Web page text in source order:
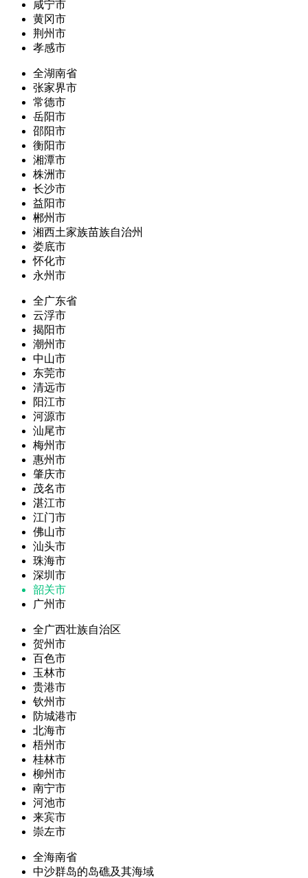
咸宁市
黄冈市
荆州市
孝感市
全湖南省
张家界市
常德市
岳阳市
邵阳市
衡阳市
湘潭市
株洲市
长沙市
益阳市
郴州市
湘西土家族苗族自治州
娄底市
怀化市
永州市
全广东省
云浮市
揭阳市
潮州市
中山市
东莞市
清远市
阳江市
河源市
汕尾市
梅州市
惠州市
肇庆市
茂名市
湛江市
江门市
佛山市
汕头市
珠海市
深圳市
韶关市
广州市
全广西壮族自治区
贺州市
百色市
玉林市
贵港市
钦州市
防城港市
北海市
梧州市
桂林市
柳州市
南宁市
河池市
来宾市
崇左市
全海南省
中沙群岛的岛礁及其海域